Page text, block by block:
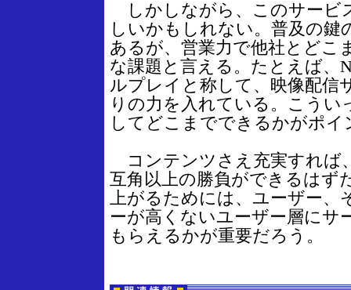
しかしながら、このサービ
しいかもしれない。普及の鍵
あるが、営業力で他社とどこ
な課題と言える。たとえば、
ルプレイと称して、映像配信
りの力を入れている。こうい
してどこまでできるかがポ
コンテンツさえ充実すれば
互角以上の勝負ができるはず
上がるためには、ユーザー、
ーが高くないユーザー層にサ
もらえるかが重要だろう。